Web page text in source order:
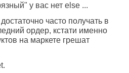
у вас нет else ...
часто получать в
ордер, кстати именно
на маркете грешат